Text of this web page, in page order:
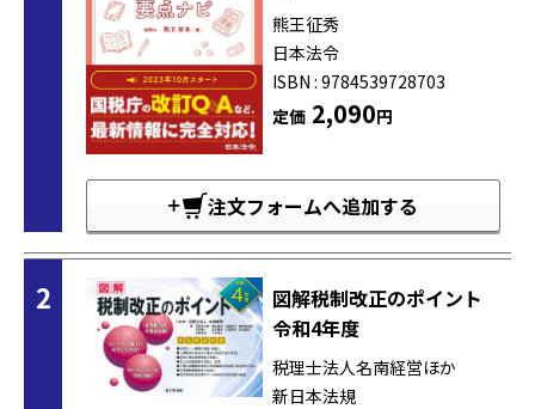
熊王征秀
日本法令
ISBN : 9784539728703
定価2,090円
注文フォームへ追加する
2
図解税制改正のポイント
令和4年度
税理士法人名南経営ほか
新日本法規